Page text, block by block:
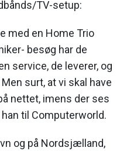
TV-setup:
med en Home Trio
besøg har de
service, de leverer, og
surt, at vi skal have
nettet, imens der ses
til Computerworld.
og på Nordsjælland,